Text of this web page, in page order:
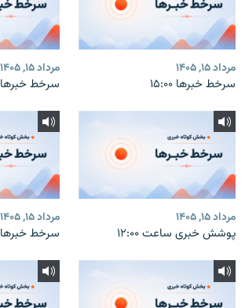
مرداد ۱۵, ۱۴۰۵
سرخط خبرها ۱۵:۰۰
مرداد ۱۵, ۱۴۰۵
سرخط خبرها ۱۳:۰۰
مرداد ۱۵, ۱۴۰۵
پوشش خبری ساعت ۱۲:۰۰
مرداد ۱۵, ۱۴۰۵
سرخط خبرها ۱۱:۰۰